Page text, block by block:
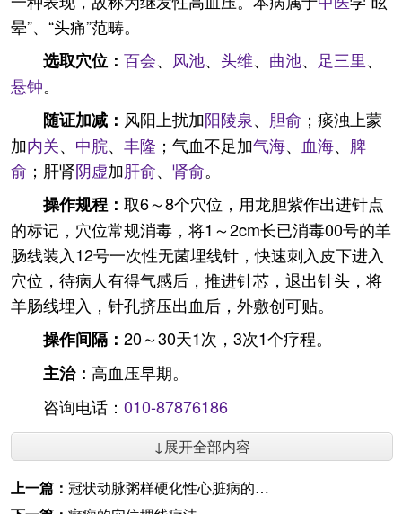
晕”、“头痛”范畴。
选取穴位： 百会、 风池、 头维、 曲池、 足三里、
悬钟。
随证加减： 风阳上扰加阳陵泉、 胆俞 ；痰浊上蒙
加内关、 中脘、 丰隆 ；气血不足加气海、 血海、 脾
俞 ；肝肾阴虚加肝俞、 肾俞。
操作规程： 取6～8个穴位，用龙胆紫作出进针点
的标记，穴位常规消毒，将1～2cm长已消毒00号的羊
肠线装入12号一次性无菌埋线针，快速刺入皮下进入
穴位，待病人有得气感后，推进针芯，退出针头，将
羊肠线埋入，针孔挤压出血后，外敷创可贴。
操作间隔： 20～30天1次，3次1个疗程。
主治： 高血压早期。
咨询电话： 010-87876186
↓展开全部内容
上一篇： 冠状动脉粥样硬化性心脏病的穴位埋线疗法